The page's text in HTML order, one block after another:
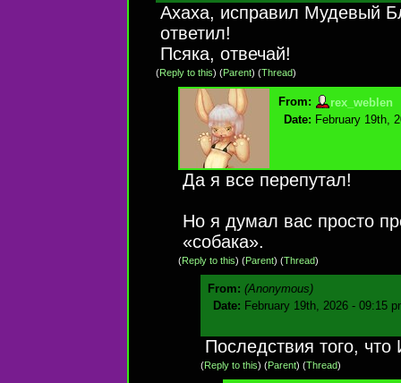
Ахаха, исправил Мудевый
ответил!
Псяка, отвечай!
(Reply to this) (Parent) (Thread)
From:
rex_weblen
Date: February 19th,
Да я все перепутал!
Но я думал вас просто
«собака».
(Reply to this) (Parent) (Thread)
From: (Anonymous)
Date: February 19th, 2026 - 09:15
Последствия того,
(Reply to this) (Parent) (Thread)